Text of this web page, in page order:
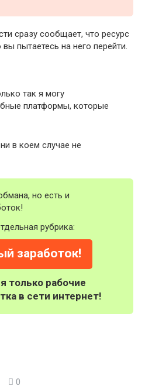
сразу сообщает, что ресурс
пытаетесь на него перейти.
так я могу
платформы, которые
в коем случае не
но есть и
рубрика:
заработок!
только рабочие
в сети интернет!
0